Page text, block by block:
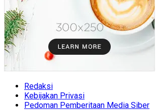
Redaksi
Kebijakan Privasi
Pedoman Pemberitaan Media Siber